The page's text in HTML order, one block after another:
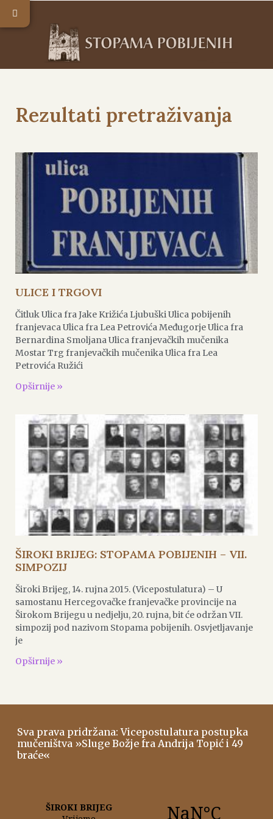
Rezultati pretraživanja
ULICE I TRGOVI
Čitluk Ulica fra Jake Križića Ljubuški Ulica pobijenih
franjevaca Ulica fra Lea Petrovića Međugorje Ulica fra
Bernardina Smoljana Ulica franjevačkih mučenika
Mostar Trg franjevačkih mučenika Ulica fra Lea
Petrovića Ružići
Opširnije »
ŠIROKI BRIJEG: STOPAMA POBIJENIH – VII.
SIMPOZIJ
Široki Brijeg, 14. rujna 2015. (Vicepostulatura) – U
samostanu Hercegovačke franjevačke provincije na
Širokom Brijegu u nedjelju, 20. rujna, bit će održan VII.
simpozij pod nazivom Stopama pobijenih. Osvjetljavanje
je
Opširnije »
Sva prava pridržana: Vicepostulatura postupka
mučeništva »Sluge Božje fra Andrija Topić i 49
braće«